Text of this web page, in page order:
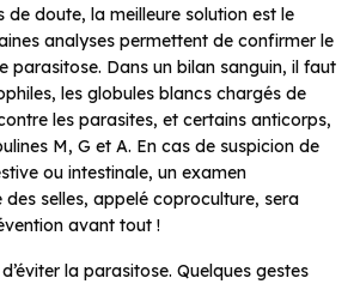
de doute, la meilleure solution est le
analyses permettent de confirmer le
parasitose. Dans un bilan sanguin, il faut
les globules blancs chargés de
les parasites, et certains anticorps,
M, G et A. En cas de suspicion de
ou intestinale, un examen
selles, appelé coproculture, sera
avant tout !
la parasitose. Quelques gestes